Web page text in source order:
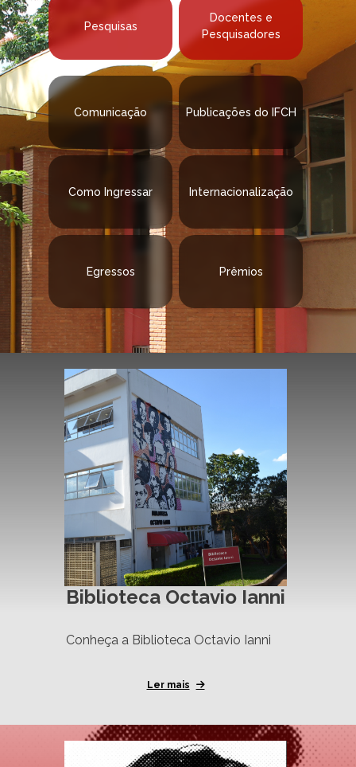
Pesquisas
Docentes e
Pesquisadores
Comunicação Publicações do IFCH
Como Ingressar Internacionalização
Egressos Prêmios
Biblioteca Octavio Ianni
Conheça a Biblioteca Octavio Ianni
Ler mais